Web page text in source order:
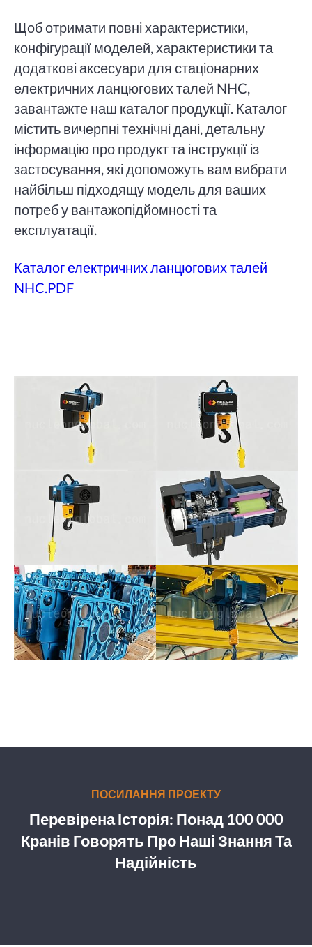
Щоб отримати повні характеристики,
конфігурації моделей, характеристики та
додаткові аксесуари для стаціонарних
електричних ланцюгових талей NHC,
завантажте наш каталог продукції. Каталог
містить вичерпні технічні дані, детальну
інформацію про продукт та інструкції із
застосування, які допоможуть вам вибрати
найбільш підходящу модель для ваших
потреб у вантажопідйомності та
експлуатації.
Каталог електричних ланцюгових талей
NHC.PDF
ПОСИЛАННЯ ПРОЕКТУ
Перевірена Історія: Понад 100 000
Кранів Говорять Про Наші Знання Та
Надійність